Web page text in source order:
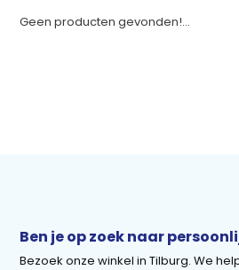
Geen producten gevonden!...
Ben je op zoek naar
Bezoek onze winkel in Tilburg. We